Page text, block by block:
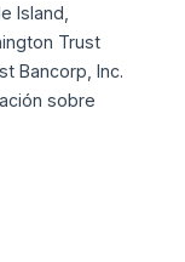
Island,
Trust
Bancorp, Inc.
sobre